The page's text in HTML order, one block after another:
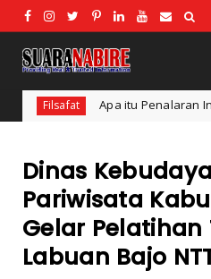
dan Deduksi?
Dinas
Pariwisata
Gelar Pelatihan
Labuan Bajo